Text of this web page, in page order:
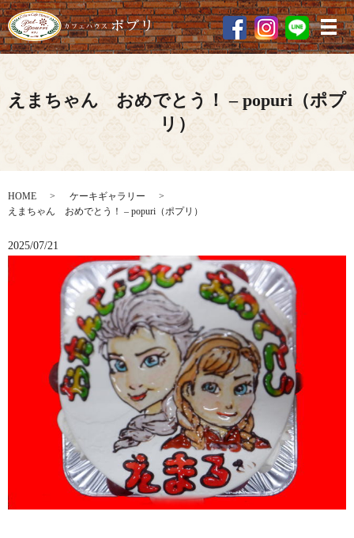
メ
えまちゃん おめでとう！ – popuri（ポプ
リ）
HOME
ケーキギャラリー
えまちゃん おめでとう！ – popuri（ポプリ）
2025/07/21